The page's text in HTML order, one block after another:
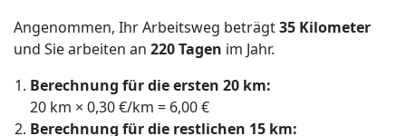
Angenommen, Ihr Arbeitsweg beträgt35 Kilometer
und Sie arbeiten an 220 Tagen im Jahr.
Berechnung für die ersten 20 km:
20 km × 0,30 €/km = 6,00 €
Berechnung für die restlichen 15 km: